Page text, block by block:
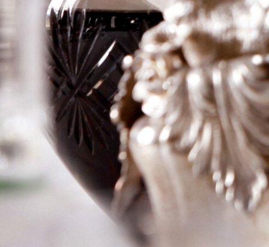
Logga in för att se priset
Art.nr: 20225-01
Information
Producent Ch Pontet Canet
Årgång 2006
Land Frankrike
Område Pauillac
Färg Rött
75cl
–